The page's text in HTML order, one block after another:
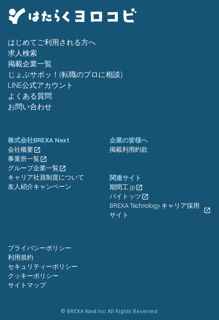
はじめてご利用される方へ
求人検索
掲載企業一覧
じょぶサポッ！(転職のプロに相談)
LINE公式アカウント
よくある質問
お問い合わせ
株式会社BREXA Next
会社概要
事業所一覧
グループ企業一覧
キャリア社員制度について
友人紹介キャンペーン
企業の皆様へ
掲載利用約款
関連サイト
期間工.jp
バイトッツ
BREXA Technology キャリア採用
サイト
プライバシーポリシー
利用規約
セキュリティーポリシー
クッキーポリシー
サイトマップ
© BREXA Next inc.All Rights Reserved.